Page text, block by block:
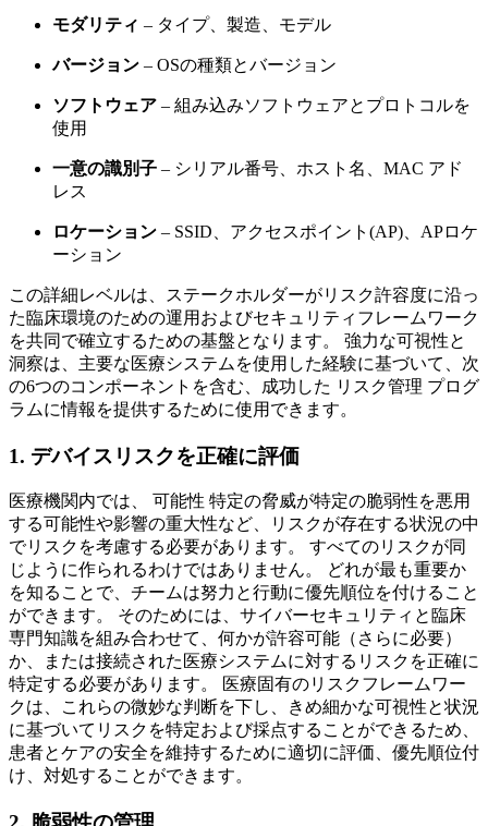
モダリティ – タイプ、製造、モデル
バージョン – OSの種類とバージョン
ソフトウェア – 組み込みソフトウェアとプロトコルを
使用
一意の識別子 – シリアル番号、ホスト名、MAC アド
レス
ロケーション – SSID、アクセスポイント(AP)、APロケ
ーション
この詳細レベルは、ステークホルダーがリスク許容度に沿っ
た臨床環境のための運用およびセキュリティフレームワーク
を共同で確立するための基盤となります。 強力な可視性と
洞察は、主要な医療システムを使用した経験に基づいて、次
の6つのコンポーネントを含む、成功した リスク管理 プログ
ラムに情報を提供するために使用できます。
1. デバイスリスクを正確に評価
医療機関内では、 可能性 特定の脅威が特定の脆弱性を悪用
する可能性や影響の重大性など、リスクが存在する状況の中
でリスクを考慮する必要があります。 すべてのリスクが同
じように作られるわけではありません。 どれが最も重要か
を知ることで、チームは努力と行動に優先順位を付けること
ができます。 そのためには、サイバーセキュリティと臨床
専門知識を組み合わせて、何かが許容可能（さらに必要）
か、または接続された医療システムに対するリスクを正確に
特定する必要があります。 医療固有のリスクフレームワー
クは、これらの微妙な判断を下し、きめ細かな可視性と状況
に基づいてリスクを特定および採点することができるため、
患者とケアの安全を維持するために適切に評価、優先順位付
け、対処することができます。